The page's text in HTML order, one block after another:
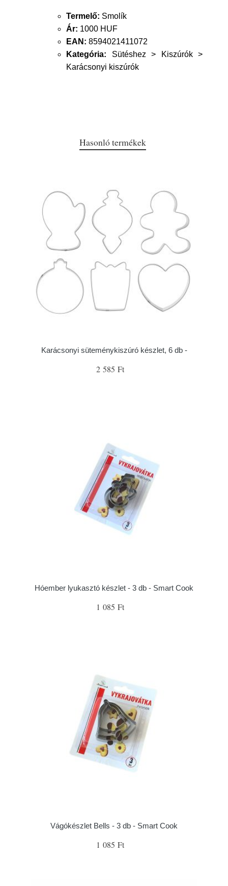
Termelő: Smolík
Ár: 1000 HUF
EAN: 8594021411072
Kategória: Sütéshez > Kiszúrók >
Karácsonyi kiszúrók
Hasonló termékek
Karácsonyi süteménykiszúró készlet, 6 db -
2 585 Ft
Hóember lyukasztó készlet - 3 db - Smart Cook
1 085 Ft
Vágókészlet Bells - 3 db - Smart Cook
1 085 Ft